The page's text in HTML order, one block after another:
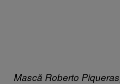
Mască Roberto